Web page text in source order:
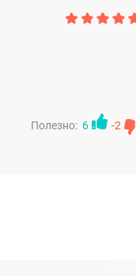
Полезно: 6 -2